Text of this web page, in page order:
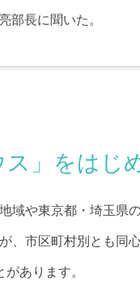
部長に聞いた。
ス」をはじ
域や東京都・埼玉県
、市区町村別とも同
があります。